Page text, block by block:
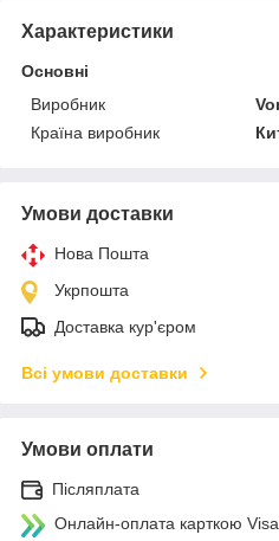
Характеристики
Основні
Виробник
Країна виробник
Умови доставки
Нова Пошта
Укрпошта
Доставка кур'єром
Всі умови доставки
Умови оплати
Післяплата
Онлайн-оплата карткою